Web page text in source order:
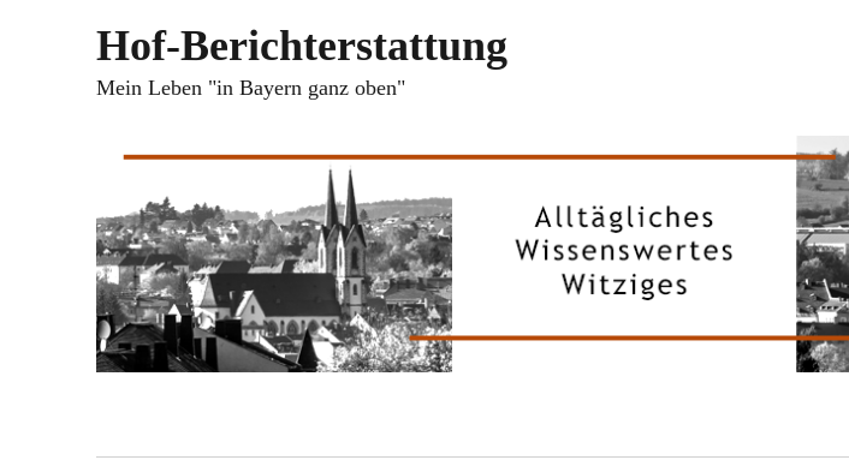
Hof-Berichterstattung
Mein Leben "in Bayern ganz oben"